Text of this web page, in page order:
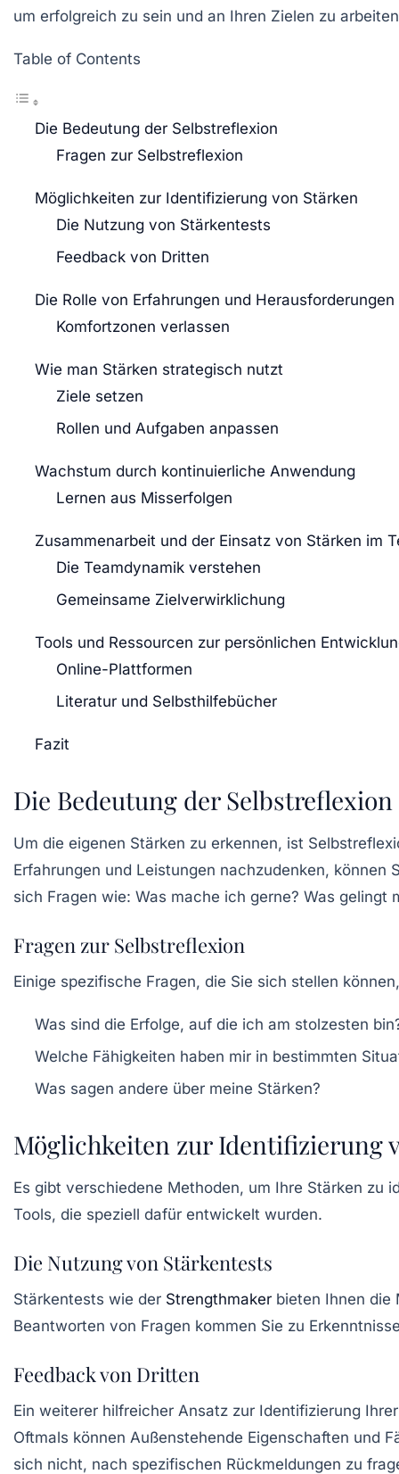
um erfolgreich zu sein und an Ihren Zielen zu
Table of Contents
Die Bedeutung der Selbstreflexion
Fragen zur Selbstreflexion
Möglichkeiten zur Identifizierung von Stärken
Die Nutzung von Stärkentests
Feedback von Dritten
Die Rolle von Erfahrungen und Herausforderungen
Komfortzonen verlassen
Wie man Stärken strategisch nutzt
Ziele setzen
Rollen und Aufgaben anpassen
Wachstum durch kontinuierliche Anwendung
Lernen aus Misserfolgen
Zusammenarbeit und der Einsatz von Stärken im
Die Teamdynamik verstehen
Gemeinsame Zielverwirklichung
Tools und Ressourcen zur persönlichen
Online-Plattformen
Literatur und Selbsthilfebücher
Fazit
Die Bedeutung der Selbstreflexion
Um die eigenen Stärken zu erkennen, ist
Erfahrungen und Leistungen nachzudenken, können
sich Fragen wie: Was mache ich gerne? Was
Fragen zur Selbstreflexion
Einige spezifische Fragen, die Sie sich stellen
Was sind die Erfolge, auf die ich am stolzesten
Welche Fähigkeiten haben mir in bestimmten
Was sagen andere über meine Stärken?
Möglichkeiten zur Identifizierung
Es gibt verschiedene Methoden, um Ihre Stärken zu
Tools, die speziell dafür entwickelt wurden.
Die Nutzung von Stärkentests
Stärkentests wie der Strengthmaker bieten Ihnen die
Beantworten von Fragen kommen Sie zu
Feedback von Dritten
Ein weiterer hilfreicher Ansatz zur Identifizierung
Oftmals können Außenstehende Eigenschaften und
sich nicht, nach spezifischen Rückmeldungen zu